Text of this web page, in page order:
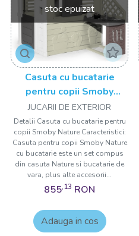
stoc epuizat
Casuta cu bucatarie
pentru copii Smoby
Nature
JUCARII DE EXTERIOR
Detalii Casuta cu bucatarie pentru
copii Smoby Nature Caracteristici:
Casuta pentru copii Smoby Nature
cu bucatarie este un set compus
din casuta Nature si bucatarie de
vara, plus alte accesorii...
855,13 RON
Adauga in cos